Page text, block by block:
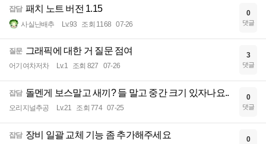
잡담 패치 노트 버전 1.15
사실난배추 Lv.93 조회 1168 07-26
0
댓글
질문 그래픽에 대한 거 질문 점여
어기여차저차 Lv.1 조회 827 07-26
3
댓글
잡담 돌멘게 보스말고 새끼? 들 말고 중간 크기 있자나요..
오리지널추공 Lv.21 조회 774 07-25
0
댓글
잡담 장비 일괄 교체 기능 좀 추가해주세요 0